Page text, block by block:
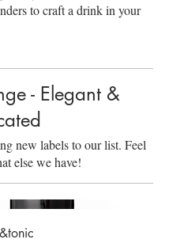
to craft a drink in your
- Elegant &
new labels to our list. Feel
else we have!